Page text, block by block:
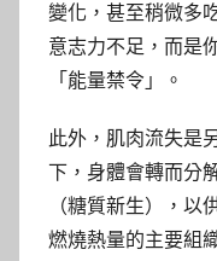
變化，甚至稍微多
意志力不足，而是
「能量禁令」。
此外，肌肉流失是
下，身體會轉而分
（糖質新生），以
燃燒熱量的主要組